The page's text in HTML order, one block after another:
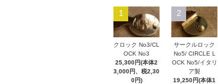
1
クロック No3/CL
OCK No3
25,300円(本体2
3,000円、税2,30
0円)
2
サークルロック
No5/ CIRCLE L
OCK No5/イタリ
ア製
19,250円(本体1